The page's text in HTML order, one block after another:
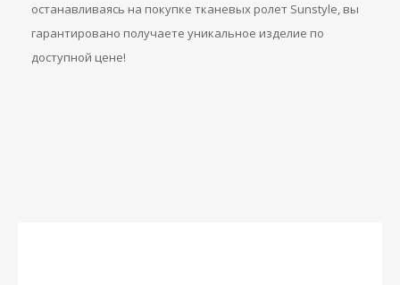
останавливаясь на покупке тканевых ролет Sunstyle, вы
гарантировано получаете уникальное изделие по
доступной цене!